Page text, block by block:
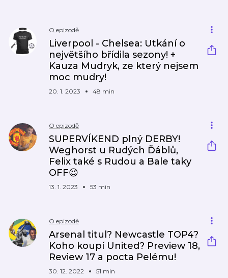
O epizodě
Liverpool - Chelsea: Utkání o
největšího břídila sezony! +
Kauza Mudryk, ze který nejsem
moc mudry!
20. 1. 2023 48 min
O epizodě
SUPERVÍKEND plný DERBY!
Weghorst u Rudých Ďáblů,
Felix také s Rudou a Bale taky
OFF😉
13. 1. 2023 53 min
O epizodě
Arsenal titul? Newcastle TOP4?
Koho koupí United? Preview 18,
Review 17 a pocta Pelému!
30. 12. 2022 51 min